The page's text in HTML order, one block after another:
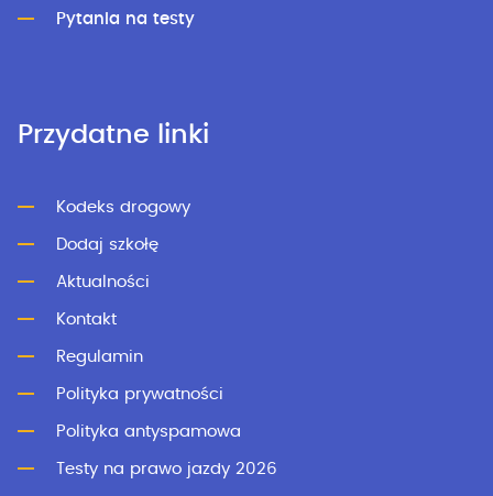
Pytania na testy
Przydatne linki
Kodeks drogowy
Dodaj szkołę
Aktualności
Kontakt
Regulamin
Polityka prywatności
Polityka antyspamowa
Testy na prawo jazdy 2026